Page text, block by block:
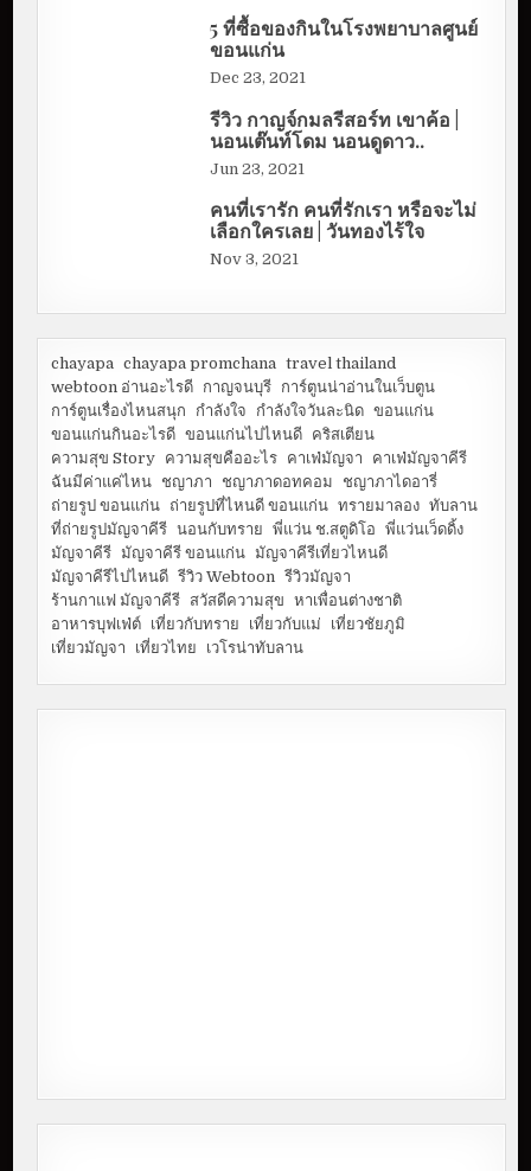
5 ที่ซื้อของกินในโรงพยาบาลศูนย์
ขอนแก่น
Dec 23, 2021
รีวิว กาญจ์กมลรีสอร์ท เขาค้อ |
นอนเต๊นท์โดม นอนดูดาว..
Jun 23, 2021
คนที่เรารัก คนที่รักเรา หรือจะไม่
เลือกใครเลย | วันทองไร้ใจ
Nov 3, 2021
chayapa chayapa promchana
travel thailand
webtoon อ่านอะไรดี กาญจนบุรี การ์ตูนน่าอ่านในเว็บตูน
การ์ตูนเรื่องไหนสนุก
กำลังใจ กำลังใจวันละนิด ขอนแก่น
ขอนแก่นกินอะไรดี ขอนแก่นไปไหนดี คริสเตียน
ความสุข Story ความสุขคืออะไร คาเฟ่มัญจา
คาเฟ่มัญจาคีรี
ฉันมีค่าแค่ไหน ชญาภา ชญาภาดอทคอม
ชญาภาไดอารี่
ถ่ายรูป ขอนแก่น ถ่ายรูปที่ไหนดี ขอนแก่น ทรายมาลอง ทับลาน
ที่ถ่ายรูปมัญจาคีรี นอนกับทราย พี่แว่น ช.สตูดิโอ
พี่แว่นเว็ดดิ้ง
มัญจาคีรี มัญจาคีรี ขอนแก่น มัญจาคีรีเที่ยวไหนดี
มัญจาคีรีไปไหนดี รีวิว Webtoon
รีวิวมัญจา
ร้านกาแฟ มัญจาคีรี สวัสดีความสุข
หาเพื่อนต่างชาติ
อาหารบุฟเฟ่ต์ เที่ยวกับทราย เที่ยวกับแม่
เที่ยวชัยภูมิ
เที่ยวมัญจา
เที่ยวไทย เวโรน่าทับลาน